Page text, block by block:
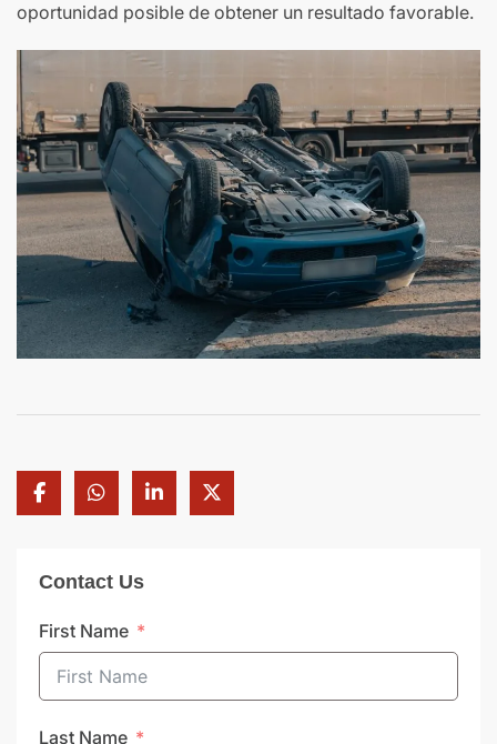
oportunidad posible de obtener un resultado favorable.
Contact Us
First Name
Last Name